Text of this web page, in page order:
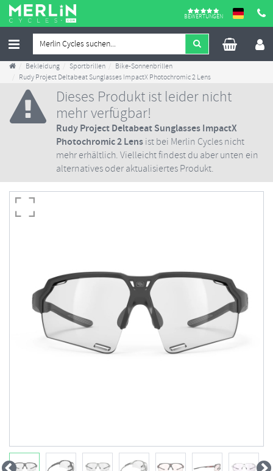
BEWERTUNGEN
Bekleidung Sportbrillen
Bike-Sonnenbrillen
Rudy Project Deltabeat Sunglasses ImpactX Photochromic 2 Lens
Dieses Produkt ist leider nicht
mehr verfügbar!
Rudy Project Deltabeat Sunglasses ImpactX
Photochromic 2 Lensist bei Merlin Cycles nicht
mehr erhältlich. Vielleicht findest du aber unten ein
alternatives oder aktualisiertes Produkt.